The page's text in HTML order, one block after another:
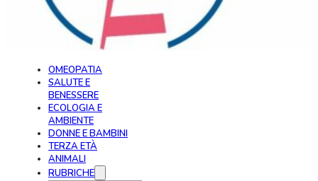
OMEOPATIA
SALUTE E
BENESSERE
ECOLOGIA E
AMBIENTE
DONNE E BAMBINI
TERZA ETÀ
ANIMALI
RUBRICHE